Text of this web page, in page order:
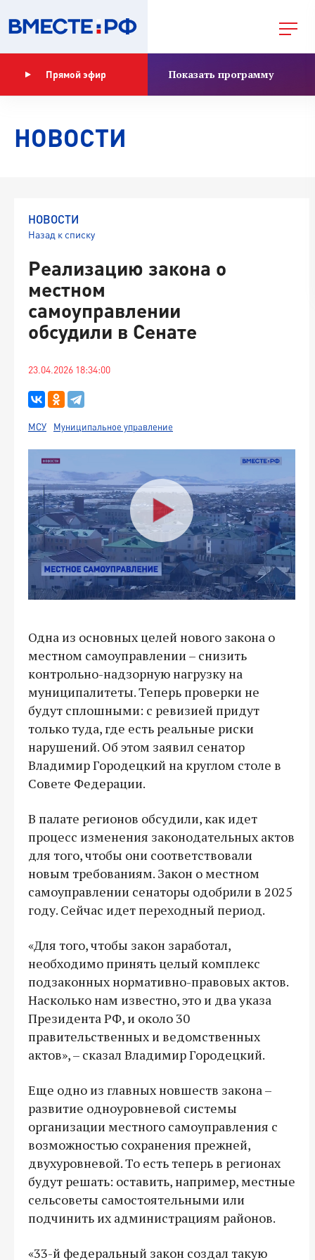
Прямой эфир Показать программу
НОВОСТИ
НОВОСТИ
Назад к списку
Реализацию закона о
местном
самоуправлении
обсудили в Сенате
23.04.2026 18:34:00
МСУ Муниципальное управление
Одна из основных целей нового закона о
местном самоуправлении – снизить
контрольно-надзорную нагрузку на
муниципалитеты. Теперь проверки не
будут сплошными: с ревизией придут
только туда, где есть реальные риски
нарушений. Об этом заявил сенатор
Владимир Городецкий на круглом столе в
Совете Федерации.
В палате регионов обсудили, как идет
процесс изменения законодательных актов
для того, чтобы они соответствовали
новым требованиям. Закон о местном
самоуправлении сенаторы одобрили в 2025
году. Сейчас идет переходный период.
«Для того, чтобы закон заработал,
необходимо принять целый комплекс
подзаконных нормативно-правовых актов.
Насколько нам известно, это и два указа
Президента РФ, и около 30
правительственных и ведомственных
актов», – сказал Владимир Городецкий.
Еще одно из главных новшеств закона –
развитие одноуровневой системы
организации местного самоуправления с
возможностью сохранения прежней,
двухуровневой. То есть теперь в регионах
будут решать: оставить, например, местные
сельсоветы самостоятельными или
подчинить их администрациям районов.
«33-й федеральный закон создал такую